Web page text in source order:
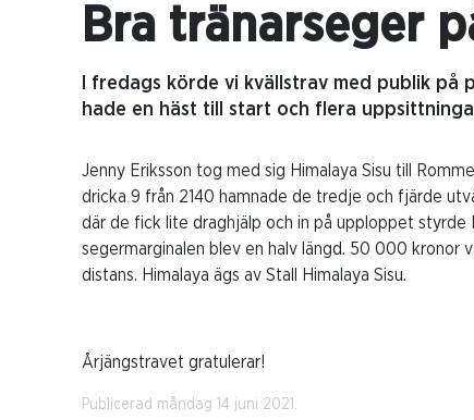
Bra tränarseger
I fredags körde vi kvällstrav med publik
hade en häst till start och flera
Jenny Eriksson tog med sig Himalaya Sisu till
dricka 9 från 2140 hamnade de tredje och fjärde
där de fick lite draghjälp och in på upploppet styrde
segermarginalen blev en halv längd. 50 000 kronor
distans. Himalaya ägs av Stall Himalaya Sisu.
Årjängstravet gratulerar!
Publicerad måndag 14 juni 2021.